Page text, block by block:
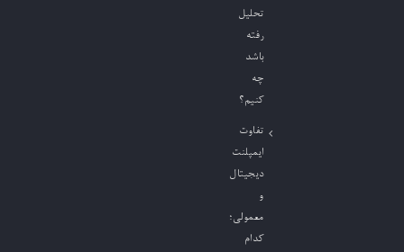
تحلیل
رفته
باشد
چه
کنیم؟
تفاوت
ایمپلنت
دیجیتال
و
معمولی؛
کدام